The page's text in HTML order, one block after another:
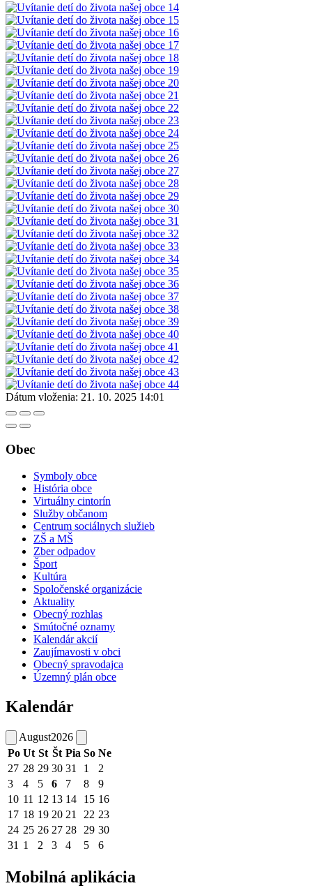
Dátum vloženia: 21. 10. 2025 14:01
Obec
Symboly obce
História obce
Virtuálny cintorín
Služby občanom
Centrum sociálnych služieb
ZŠ a MŠ
Zber odpadov
Šport
Kultúra
Spoločenské organizácie
Aktuality
Obecný rozhlas
Smútočné oznamy
Kalendár akcií
Zaujímavosti v obci
Obecný spravodajca
Územný plán obce
Kalendár
August2026
Po Ut St Št Pia So Ne
27 28 29 30 31 1
2
3
4 5 6 7 8
9
10 11 12 13 14 15 16
17 18 19 20 21 22 23
24 25 26 27 28 29 30
31 1 2 3 4 5 6
Mobilná aplikácia